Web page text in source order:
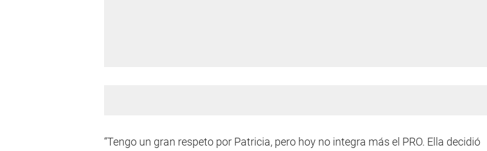
“Tengo un gran respeto por Patricia, pero hoy no integra más el PRO. Ella decidió